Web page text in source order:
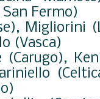
Fermo)
Migliorini
(Vasca)
(Carugo),